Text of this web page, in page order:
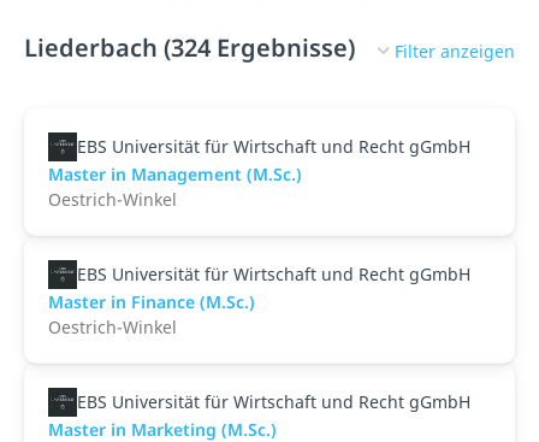
Liederbach (324 Ergebnisse) Filter anzeigen
EBS Universität für Wirtschaft und Recht gGmbH
Master in Management (M.Sc.)
Oestrich-Winkel
EBS Universität für Wirtschaft und Recht gGmbH
Master in Finance (M.Sc.)
Oestrich-Winkel
EBS Universität für Wirtschaft und Recht gGmbH
Master in Marketing (M.Sc.)